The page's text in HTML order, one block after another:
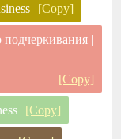
[Copy]
|
[Copy]
[Copy]